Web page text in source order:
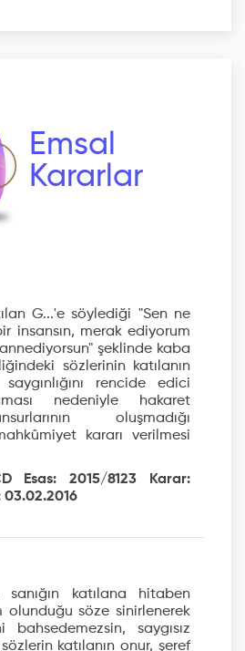
Emsal
Kararlar
G...'e söylediği "Sen ne
insansın, merak ediyorum
şeklinde kaba
sözlerinin katılanın
rencide edici
nedeniyle hakaret
oluşmadığı
kararı verilmesi
Esas: 2015/8123 Karar:
03.02.2016
katılana hitaben
olunduğu söze sinirlenerek
saygısız
katılanın onur, şeref